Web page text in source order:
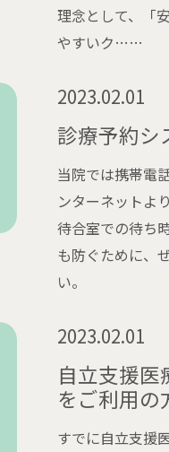
理念として、「
やすいク……
2023.02.01
診療予約シ
当院では携帯電
ンターネットよ
待合室での待ち
も防ぐために、
い。
2023.02.01
自立支援医
をご利用の
すでに自立支援